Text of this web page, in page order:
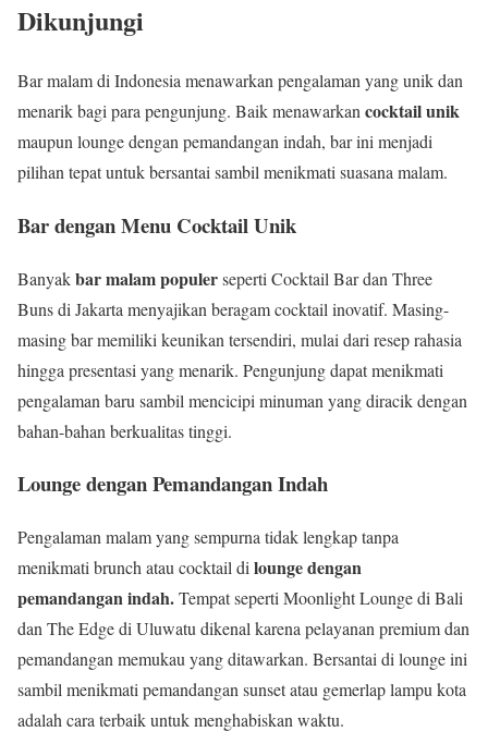
Dikunjungi
Bar malam di Indonesia menawarkan pengalaman yang unik dan
menarik bagi para pengunjung. Baik menawarkan cocktail unik
maupun lounge dengan pemandangan indah, bar ini menjadi
pilihan tepat untuk bersantai sambil menikmati suasana malam.
Bar dengan Menu Cocktail Unik
Banyakbar malam populerseperti Cocktail Bar dan Three
Buns di Jakarta menyajikan beragam cocktail inovatif. Masing-
masing bar memiliki keunikan tersendiri, mulai dari resep rahasia
hingga presentasi yang menarik. Pengunjung dapat menikmati
pengalaman baru sambil mencicipi minuman yang diracik dengan
bahan-bahan berkualitas tinggi.
Lounge dengan Pemandangan Indah
Pengalaman malam yang sempurna tidak lengkap tanpa
menikmati brunch atau cocktail di lounge dengan
pemandangan indah.Tempat seperti Moonlight Lounge di Bali
dan The Edge di Uluwatu dikenal karena pelayanan premium dan
pemandangan memukau yang ditawarkan. Bersantai di lounge ini
sambil menikmati pemandangan sunset atau gemerlap lampu kota
adalah cara terbaik untuk menghabiskan waktu.